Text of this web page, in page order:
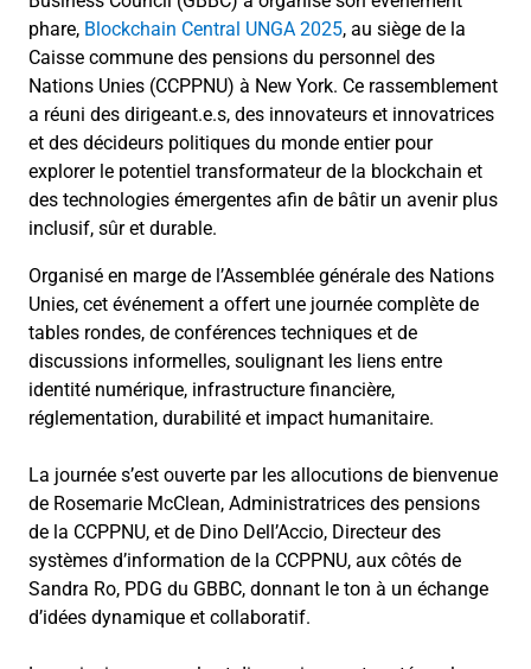
phare, Blockchain Central UNGA 2025, au siège de la
Caisse commune des pensions du personnel des
Nations Unies (CCPPNU) à New York. Ce rassemblement
a réuni des dirigeant.e.s, des innovateurs et innovatrices
et des décideurs politiques du monde entier pour
explorer le potentiel transformateur de la blockchain et
des technologies émergentes afin de bâtir un avenir plus
inclusif, sûr et durable.
Organisé en marge de l’Assemblée générale des Nations
Unies, cet événement a offert une journée complète de
tables rondes, de conférences techniques et de
discussions informelles, soulignant les liens entre
identité numérique, infrastructure financière,
réglementation, durabilité et impact humanitaire.
La journée s’est ouverte par les allocutions de bienvenue
de Rosemarie McClean, Administratrices des pensions
de la CCPPNU, et de Dino Dell’Accio, Directeur des
systèmes d’information de la CCPPNU, aux côtés de
Sandra Ro, PDG du GBBC, donnant le ton à un échange
d’idées dynamique et collaboratif.